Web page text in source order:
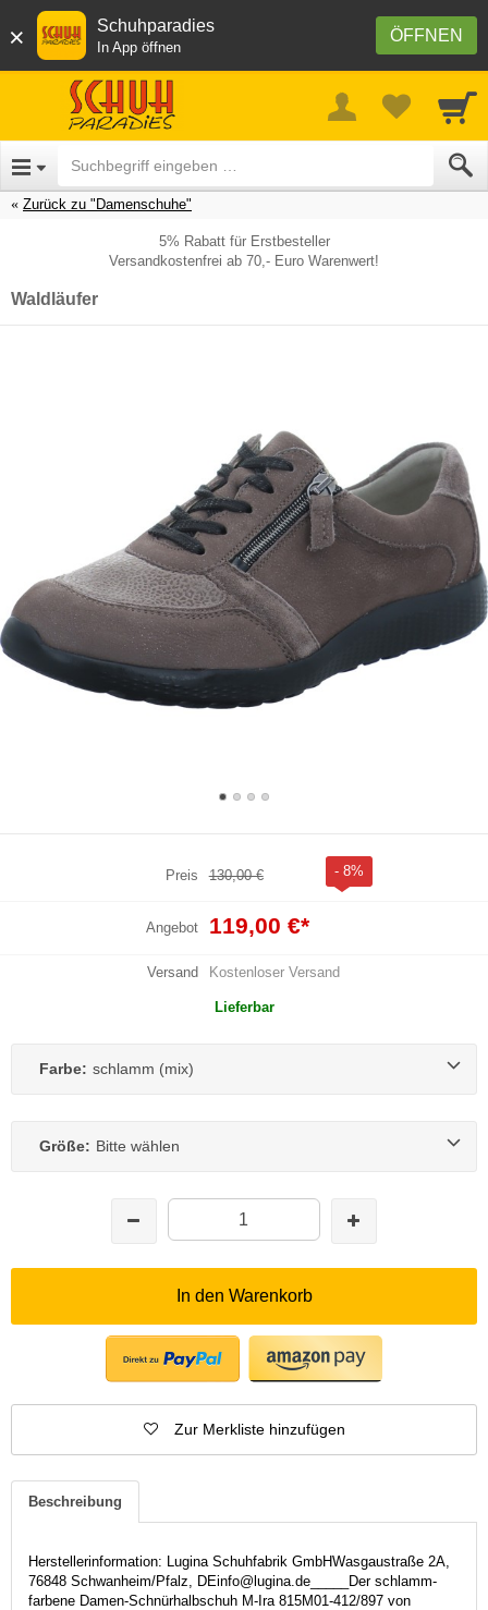
× ÖFFNEN
Schuhparadies
In App öffnen
Zurück zu "Damenschuhe"
5% Rabatt für Erstbesteller
Versandkostenfrei ab 70,- Euro Warenwert!
Waldläufer
Preis 130,00 € - 8%
Angebot 119,00 €*
Versand Kostenloser Versand
Lieferbar
Farbe: schlamm (mix)
Größe: Bitte wählen
In den Warenkorb
Zur Merkliste hinzufügen
Beschreibung
Herstellerinformation: Lugina Schuhfabrik GmbHWasgaustraße 2A,
76848 Schwanheim/Pfalz, DEinfo@lugina.de_____Der schlamm-
farbene Damen-Schnürhalbschuh M-Ira 815M01-412/897 von